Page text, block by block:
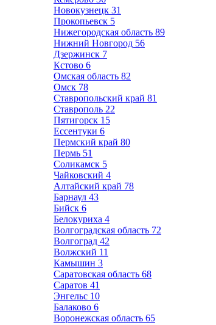
Новокузнецк 31
Прокопьевск 5
Нижегородская область 89
Нижний Новгород 56
Дзержинск 7
Кстово 6
Омская область 82
Омск 78
Ставропольский край 81
Ставрополь 22
Пятигорск 15
Ессентуки 6
Пермский край 80
Пермь 51
Соликамск 5
Чайковский 4
Алтайский край 78
Барнаул 43
Бийск 6
Белокуриха 4
Волгоградская область 72
Волгоград 42
Волжский 11
Камышин 3
Саратовская область 68
Саратов 41
Энгельс 10
Балаково 6
Воронежская область 65